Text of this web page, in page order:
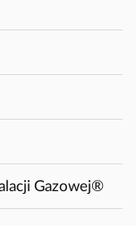
Gazowej®